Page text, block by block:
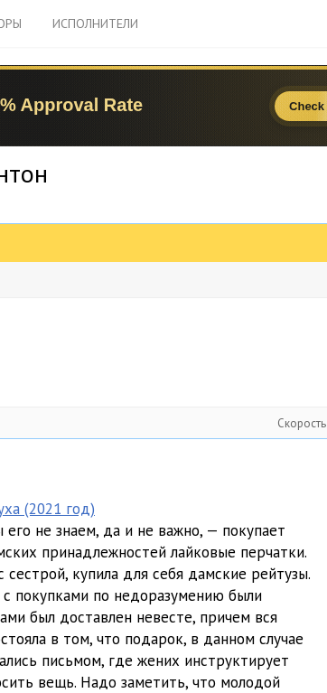
ИСПОЛНИТЕЛИ
Скорость
(2021 год)
не знаем, да и не важно, — покупает
принадлежностей лайковые перчатки.
сестрой, купила для себя дамские рейтузы.
покупками по недоразумению были
был доставлен невесте, причем вся
в том, что подарок, в данном случае
письмом, где жених инструктирует
вещь. Надо заметить, что молодой